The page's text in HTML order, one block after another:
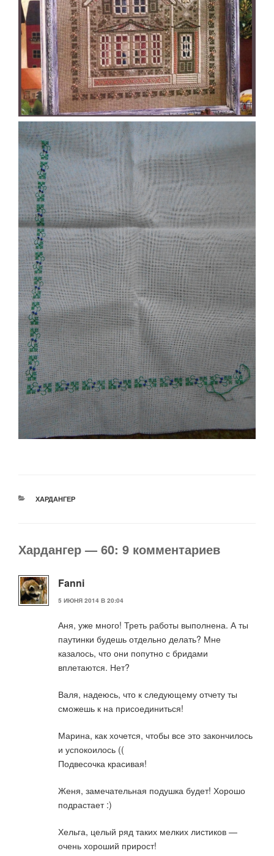
РУБРИКИ
ХАРДАНГЕР
Хардангер — 60: 9 комментариев
Fanni
5 ИЮНЯ 2014 В 20:04
Аня, уже много! Треть работы выполнена. А ты
паутинки будешь отдельно делать? Мне
казалось, что они попутно с бридами
вплетаются. Нет?
Валя, надеюсь, что к следующему отчету ты
сможешь к на присоединиться!
Марина, как хочется, чтобы все это закончилось
и успокоилось ((
Подвесочка красивая!
Женя, замечательная подушка будет! Хорошо
подрастает :)
Хельга, целый ряд таких мелких листиков —
очень хороший прирост!